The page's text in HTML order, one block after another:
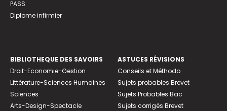
PASS
Diplome infirmier
BIBLIOTHEQUE DES SAVOIRS
Droit-Economie-Gestion
Littérature-Sciences Humaines
Sciences
Arts-Design-Spectacle
ASTUCES RÉVISIONS
Conseils et Méthodo
Sujets probables Brevet
Sujets Probables Bac
Sujets corrigés Brevet